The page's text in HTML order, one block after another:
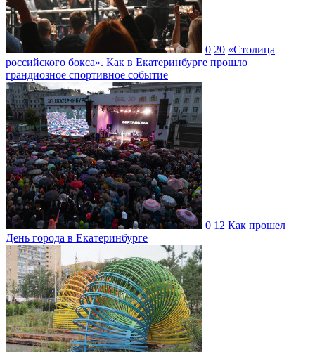
0 20 «Столица
российского бокса». Как в Екатеринбурге прошло
грандиозное спортивное событие
0 12 Как прошел
День города в Екатеринбурге